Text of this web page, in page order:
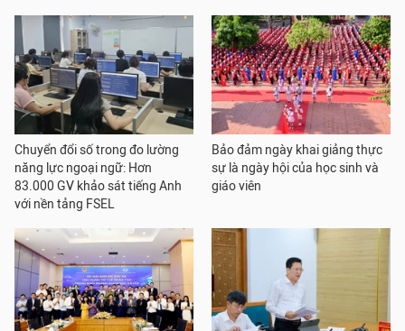
Chuyển đổi số trong đo lường
năng lực ngoại ngữ: Hơn
83.000 GV khảo sát tiếng Anh
với nền tảng FSEL
Bảo đảm ngày khai giảng thực
sự là ngày hội của học sinh và
giáo viên